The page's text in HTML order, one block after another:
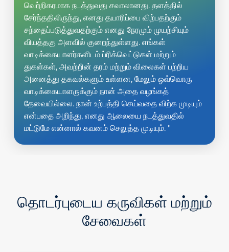
வெற்றிகரமாக நடத்துவது சவாலானது. தளத்தில்
சேர்ந்ததிலிருந்து, எனது தயாரிப்பை விற்பதற்கும்
சந்தைப்படுத்துவதற்கும் எனது நேரமும் முயற்சியும்
வியத்தகு அளவில் குறைந்துள்ளது. எங்கள்
வாடிக்கையாளர்களிடம் ப்ரிக்வெட்டுகள் மற்றும்
துகள்கள், அவற்றின் தரம் மற்றும் விலைகள் பற்றிய
அனைத்து தகவல்களும் உள்ளன, மேலும் ஒவ்வொரு
வாடிக்கையாளருக்கும் நான் அதை வழங்கத்
தேவையில்லை. நான் உற்பத்தி செய்வதை விற்க முடியும்
என்பதை அறிந்து, எனது ஆலையை நடத்துவதில்
மட்டுமே என்னால் கவனம் செலுத்த முடியும். "
தொடர்புடைய கருவிகள் மற்றும்
சேவைகள்